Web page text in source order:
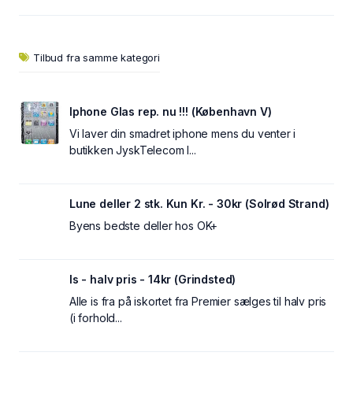
Tilbud fra samme kategori
Iphone Glas rep. nu !!! (København V)
Vi laver din smadret iphone mens du venter i
butikken JyskTelecom I...
Lune deller 2 stk. Kun Kr. - 30kr (Solrød Strand)
Byens bedste deller hos OK+
Is - halv pris - 14kr (Grindsted)
Alle is fra på iskortet fra Premier sælges til halv pris
(i forhold...